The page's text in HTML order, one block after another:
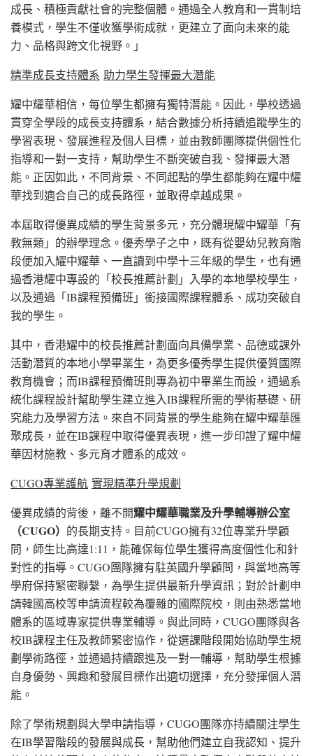
成長、積極貢獻社會的完整個體。通過全人教育和一貫制培
養模式，學生不僅收獲學術成就，更建立了面向未來的能
力、品格與跨文化視野。」
精準成長支持體系 助力學生發揮最大潛能
耀中耀華相信，每位學生都擁有獨特潛能。因此，學校透過
貫穿全學段的成長支持體系，結合數據分析持續追蹤學生的
學習表現、發展進程及個人目標，並由教師團隊提供個性化
指導和一對一支持，幫助學生不斷突破自我、發揮最大潛
能。正因如此，不同背景、不同起點的學生都能夠在耀中耀
華找到適合自己的成長路徑，並取得卓越成果。
本屆取得優異成績的學生背景多元，充分體現耀中耀華「有
教無類」的辦學理念。優秀學子之中，既有從嬰幼兒教育階
段便加入耀中耀華、一直讀到中學十三年級的學生，也有通
過香港耀中專設的「校長推薦計劃」入學的本地學校學生，
以及通過「IB課程預備班」銜接國際課程體系、成功突破自
我的學生。
其中，香港耀中的校長推薦計劃面向具備學業、品德或課外
活動潛質的本地小學畢業生，為更多優秀學生提供優質國際
教育機會；而IB課程預備班則專為初中畢業生而設，通過系
統化課程設計幫助學生建立進入IB課程所需的學術基礎、研
究能力及學習方法。來自不同背景的學生能夠在耀中耀華匯
聚成長，並在IB課程中取得優異表現，進一步印證了耀中耀
華因材施教、多元育才體系的成效。
CUGO專業護航 實現精準升學規劃
優異成績的背後，離不開耀中耀華職業及升學輔導辦公室
（CUGO） 的長期支持。目前CUGO擁有32位專業升學顧
問，師生比高達1:11，能確保每位學生獲得高度個性化和針
對性的指導。CUGO團隊擁有駐英國升學顧問，與當地高等
學府保持緊密聯繫，為學生提供最新升學資訊；對於計劃申
請韓國高校等申請流程較為覆雜的國際院校，則由熟悉當地
體系的區域專家提供專業輔導。與此同時，CUGO團隊與各
校IB課程主任及教師緊密協作，從選課階段開始協助學生規
劃學術路徑，並通過持續跟進及一對一輔導，幫助學生根據
自身優勢、興趣和發展目標作出適切選擇，充分發揮個人潛
能。
除了學術規劃與大學申請指導，CUGO團隊亦持續關注學生
在IB學習階段的發展與成長，幫助他們建立自我認知、提升